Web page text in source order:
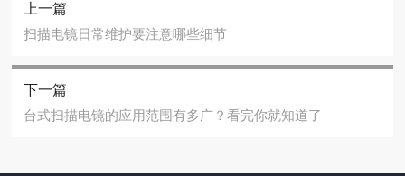
上一篇
扫描电镜日常维护要注意哪些细节
下一篇
台式扫描电镜的应用范围有多广？看完你就知道了